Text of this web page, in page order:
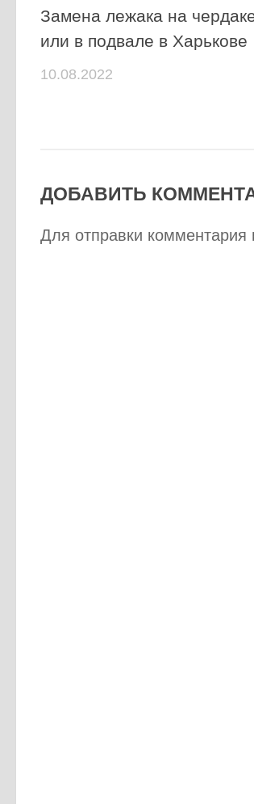
Замена лежака на
или в подвале в Харькове
10.08.2022
ДОБАВИТЬ
Для отправки